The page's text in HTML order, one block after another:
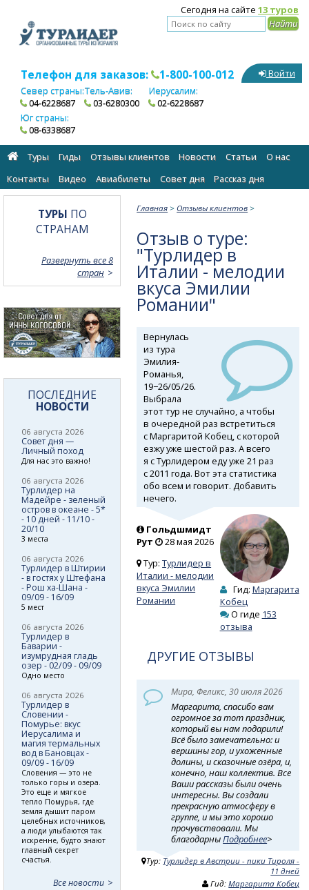
Сегодня на сайте 13 туров
Телефон для заказов: 1-800-100-012
Север страны:
04-6228687
Тель-Авив:
03-6280300
Иерусалим:
02-6228687
Юг страны:
08-6338687
Войти
Туры Гиды Отзывы клиентов Новости Статьи
О нас
Контакты
Видео Авиабилеты Cовет дня Рассказ дня
Главная > Отзывы клиентов >
Отзыв о туре:
"Турлидер в
Италии - мелодии
вкуса Эмилии
Романии"
Вернулась
из тура
Эмилия-
Романья,
19−26/05/26.
Выбрала
этот тур не случайно, а чтобы
в очередной раз встретиться
с Маргаритой Кобец, с которой
езжу уже шестой раз. А всего
я с Турлидером еду уже 21 раз
с 2011 года. Вот эта статистика
обо всем и говорит. Добавить
нечего.
Гольдшмидт
Рут
28 мая 2026
Тур:Турлидер в
Италии - мелодии
вкуса Эмилии
Романии
Гид: Маргарита
Кобец
О гиде 153
отзыва
ДРУГИЕ ОТЗЫВЫ
Мира, Феликс, 30 июля 2026
Маргарита, спасибо вам
огромное за тот праздник,
который вы нам подарили!
Всё было замечательно: и
вершины гор, и ухоженные
долины, и сказочные озёра, и,
конечно, наш коллектив. Все
Ваши рассказы были очень
интересны. Вы создали
прекрасную атмосферу в
группе, и мы это хорошо
прочувствовали. Мы
благодарныПодробнее>
Тур: Турлидер в Австрии - пики Тироля -
11 дней
Гид:Маргарита Кобец
ТУРЫ ПО
СТРАНАМ
Развернуть все 8
стран
ПОСЛЕДНИЕ
НОВОСТИ
06 августа 2026
Совет дня —
Личный поход
Для нас это важно!
06 августа 2026
Турлидер на
Мадейре - зеленый
остров в океане - 5*
- 10 дней - 11/10 -
20/10
3 места
06 августа 2026
Турлидер в Штирии
- в гостях у Штефана
- Рош ха-Шана -
09/09 - 16/09
5 мест
06 августа 2026
Турлидер в
Баварии -
изумрудная гладь
озер - 02/09 - 09/09
Одно место
06 августа 2026
Турлидер в
Словении -
Помурье: вкус
Иерусалима и
магия термальных
вод в Бановцах -
09/09 - 16/09
Словения — это не
только горы и озера.
Это еще и мягкое
тепло Помурья, где
земля дышит паром
целебных источников,
а люди улыбаются так
искренне, будто знают
главный секрет
счастья.
Все новости